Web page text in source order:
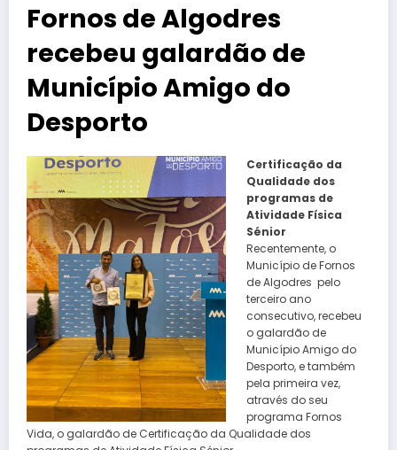
Fornos de Algodres
recebeu galardão de
Município Amigo do
Desporto
Certificação da
Qualidade dos
programas de
Atividade Física
Sénior
Recentemente, o
Município de Fornos
de Algodres pelo
terceiro ano
consecutivo, recebeu
o galardão de
Município Amigo do
Desporto, e também
pela primeira vez,
através do seu
programa Fornos
Vida, o galardão de Certificação da Qualidade dos